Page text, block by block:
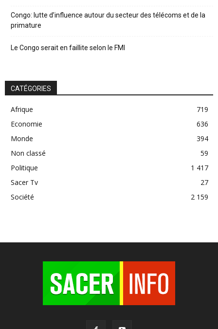
Congo: lutte d’influence autour du secteur des télécoms et de la
primature
Le Congo serait en faillite selon le FMI
CATÉGORIES
Afrique
719
Economie
636
Monde
394
Non classé
59
Politique
1 417
Sacer Tv
27
Société
2 159